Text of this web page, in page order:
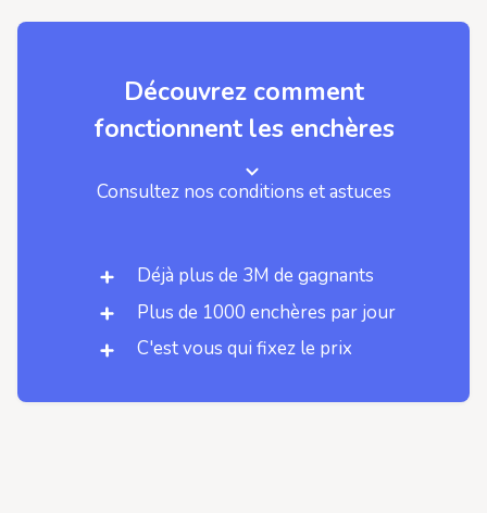
Découvrez comment
fonctionnent les enchères
Consultez nos conditions et astuces
Déjà plus de 3M de gagnants
Plus de 1000 enchères par jour
C'est vous qui fixez le prix